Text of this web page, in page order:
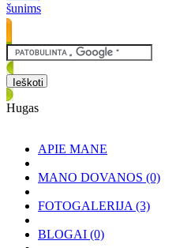
šunims
Hugas
APIE MANE
MANO DOVANOS (0)
FOTOGALERIJA (3)
BLOGAI (0)